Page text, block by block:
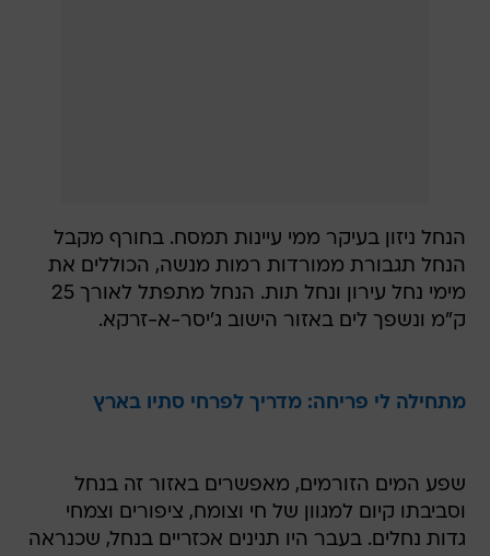
הנחל ניזון בעיקר ממי עיינות תמסח. בחורף מקבל
הנחל תגבורת ממורדות רמות מנשה, הכוללים את
מימי נחל עירון ונחל תות. הנחל מתפתל לאורך 25
ק"מ ונשפך לים באזור הישוב ג'יסר-א-זרקא.
מתחילה לי פריחה: מדריך לפרחי סתיו בארץ
שפע המים הזורמים, מאפשרים באזור זה בנחל
וסביבתו קיום למגוון של חי וצומח, ציפורים וצמחי
גדות נחלים. בעבר היו תנינים אכזריים בנחל, שכנראה